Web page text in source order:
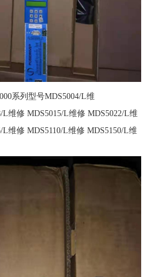
系列型号MDS5004/L维
维修 MDS5015/L维修 MDS5022/L维
维修 MDS5110/L维修 MDS5150/L维